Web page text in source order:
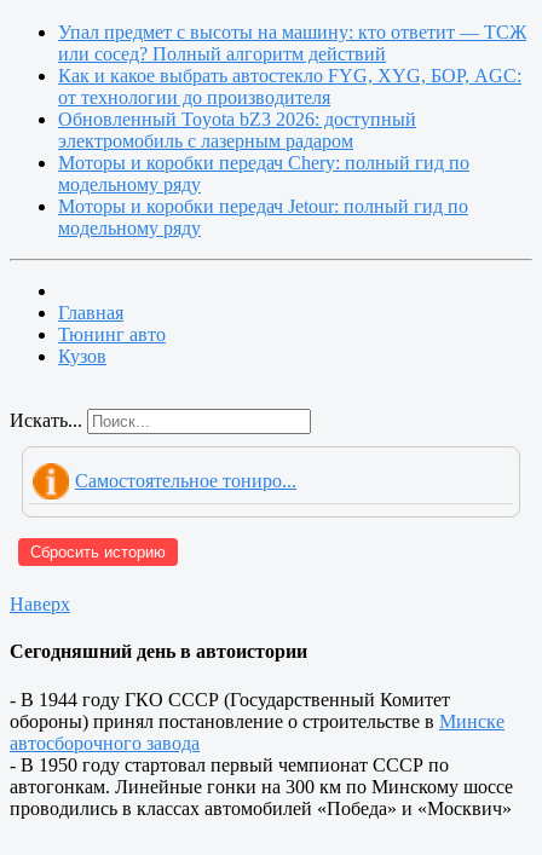
Упал предмет с высоты на машину: кто ответит — ТСЖ
или сосед? Полный алгоритм действий
Как и какое выбрать автостекло FYG, XYG, БОР, AGC:
от технологии до производителя
Обновленный Toyota bZ3 2026: доступный
электромобиль с лазерным радаром
Моторы и коробки передач Chery: полный гид по
модельному ряду
Моторы и коробки передач Jetour: полный гид по
модельному ряду
Главная
Тюнинг авто
Кузов
Искать...
Самостоятельное тониро...
Сбросить историю
Наверх
Сегодняшний день в автоистории
- В 1944 году ГКО СССР (Государственный Комитет
обороны) принял постановление о строительстве в Минске
автосборочного завода
- В 1950 году стартовал первый чемпионат СССР по
автогонкам. Линейные гонки на 300 км по Минскому шоссе
проводились в классах автомобилей «Победа» и «Москвич»